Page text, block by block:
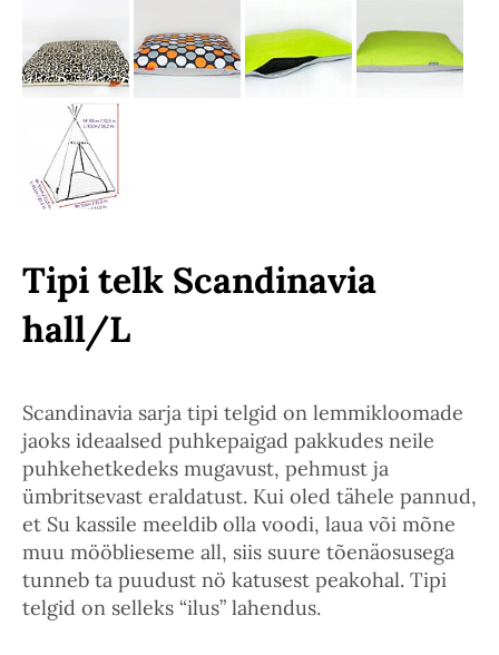
Tipi telk Scandinavia
hall/L
Scandinavia sarja tipi telgid on lemmikloomade
jaoks ideaalsed puhkepaigad pakkudes neile
puhkehetkedeks mugavust, pehmust ja
ümbritsevast eraldatust. Kui oled tähele pannud,
et Su kassile meeldib olla voodi, laua või mõne
muu mööblieseme all, siis suure tõenäosusega
tunneb ta puudust nö katusest peakohal. Tipi
telgid on selleks “ilus” lahendus.